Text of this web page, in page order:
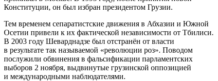
Конституции, он был избран президентом Грузии.
Тем временем сепаратистские движения в Абхазии и Южной
Осетии привели к их фактической независимости от Тбилиси.
В 2003 году Шеварднадзе был отстранён от власти
в результате так называемой «революции роз». Поводом
послужили обвинения в фальсификации парламентских
выборов 2 ноября, выдвинутые грузинской оппозицией
и международными наблюдателями.